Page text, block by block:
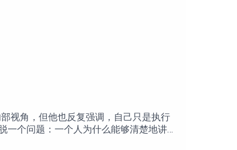
视角，但他也反复强调，自己只是执行
个问题：一个人为什么能够清楚地讲出
谈起，讨论一个普通人如何在国家机器